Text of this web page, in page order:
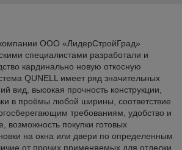
ООО «ЛидерСтройГрад»
специалистами разработали и
кардинально новую откосную
QUNELL имеет ряд значительных
вид, высокая прочность конструкции,
в проёмы любой ширины, соответствие
требованиям, удобство и
возможность покупки готовых
на окна или двери по определенным
от прочих применяемых для отделки